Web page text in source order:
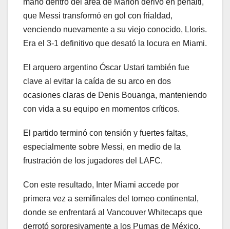
que Messi transformó en gol con frialdad,
venciendo nuevamente a su viejo conocido, Lloris.
Era el 3-1 definitivo que desató la locura en Miami.
El arquero argentino Óscar Ustari también fue
clave al evitar la caída de su arco en dos
ocasiones claras de Denis Bouanga, manteniendo
con vida a su equipo en momentos críticos.
El partido terminó con tensión y fuertes faltas,
especialmente sobre Messi, en medio de la
frustración de los jugadores del LAFC.
Con este resultado, Inter Miami accede por
primera vez a semifinales del torneo continental,
donde se enfrentará al Vancouver Whitecaps que
derrotó sorpresivamente a los Pumas de México.